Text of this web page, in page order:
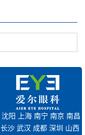
沈阳 上海 南宁 南京 南昌
长沙 武汉 成都 深圳 山西